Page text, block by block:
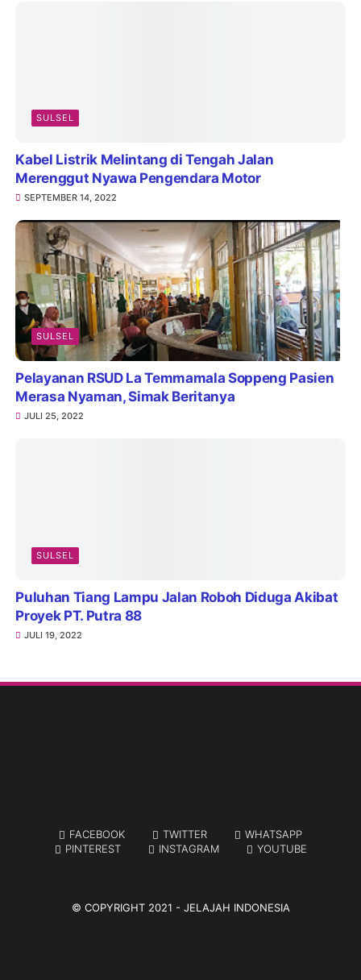
SULSEL
Kabel Listrik Melintang di Tengah Jalan
Merenggut Nyawa Pengendara Motor
SEPTEMBER 14, 2022
SULSEL
Pelayanan RSUD La Temmamala Soppeng Pasien
Merasa Nyaman, Simak Beritanya
JULI 25, 2022
SULSEL
Puluhan Tiang Lampu Jalan Roboh Diduga Akibat
Proyek PT. Putra 88
JULI 19, 2022
FACEBOOK TWITTER
WHATSAPP
PINTEREST
INSTAGRAM YOUTUBE
© COPYRIGHT 2021 - JELAJAH INDONESIA